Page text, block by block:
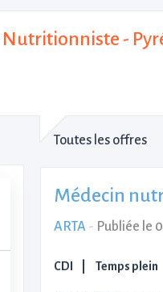
Nutritionniste -
Toutes les offres
Médecin
ARTA - Publiée le
CDI Temps plein